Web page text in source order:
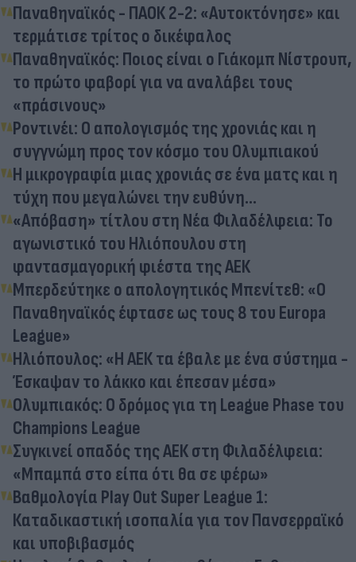
Παναθηναϊκός - ΠΑΟΚ 2-2: «Αυτοκτόνησε» και
τερμάτισε τρίτος ο δικέφαλος
Παναθηναϊκός: Ποιος είναι ο Γιάκομπ Νίστρουπ,
το πρώτο φαβορί για να αναλάβει τους
«πράσινους»
Ροντινέι: Ο απολογισμός της χρονιάς και η
συγγνώμη προς τον κόσμο του Ολυμπιακού
H μικρογραφία μιας χρονιάς σε ένα ματς και η
τύχη που μεγαλώνει την ευθύνη...
«Απόβαση» τίτλου στη Νέα Φιλαδέλφεια: Το
αγωνιστικό του Ηλιόπουλου στη
φαντασμαγορική φιέστα της ΑΕΚ
Μπερδεύτηκε ο απολογητικός Μπενίτεθ: «Ο
Παναθηναϊκός έφτασε ως τους 8 του Europa
League»
Ηλιόπουλος: «Η ΑΕΚ τα έβαλε με ένα σύστημα -
Έσκαψαν το λάκκο και έπεσαν μέσα»
Ολυμπιακός: Ο δρόμος για τη League Phase του
Champions League
Συγκινεί οπαδός της ΑΕΚ στη Φιλαδέλφεια:
«Μπαμπά στο είπα ότι θα σε φέρω»
Βαθμολογία Play Out Super League 1:
Καταδικαστική ισοπαλία για τον Πανσερραϊκό
και υποβιβασμός